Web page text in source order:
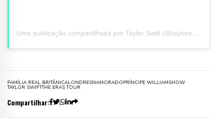
Uma publicação compartilhada por Taylor Swift (@taylorswift)
FAMÍLIA REAL BRITÂNICALONDRESNAMORADOPRÍNCIPE WILLIAMSHOW
TAYLOR SWIFTTHE ERAS TOUR
Compartilhar: